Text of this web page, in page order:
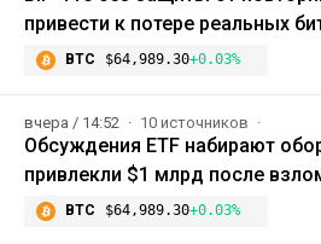
привести к потере реальных
BTC $64,989.30+0.03%
вчера / 14:52 10 источников
Обсуждения ETF набирают
привлекли $1 млрд после
BTC $64,989.30+0.03%